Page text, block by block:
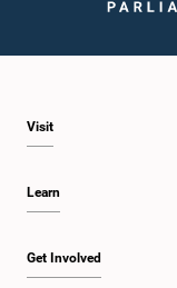
Visit
Learn
Get Involved